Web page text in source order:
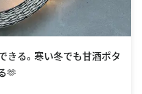
きる。寒い冬でも甘酒ポタ
🫶